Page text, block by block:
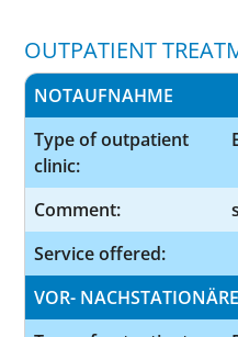
OUTPATIENT
NOTAUFNAHME
Type of outpatient
clinic:
Comment:
Service offered:
VOR-